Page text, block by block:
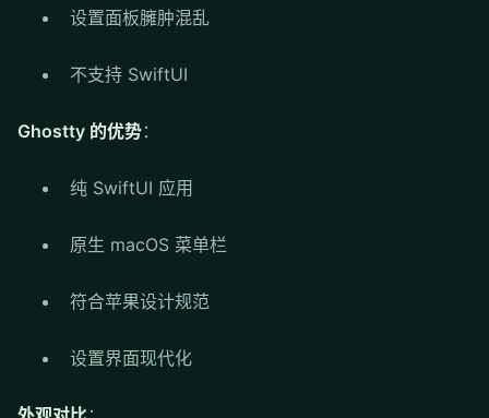
设置面板臃肿混乱
不支持 SwiftUI
Ghostty 的优势：
纯 SwiftUI 应用
原生 macOS 菜单栏
符合苹果设计规范
设置界面现代化